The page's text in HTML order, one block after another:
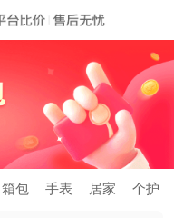
箱包 手表 居家 个护